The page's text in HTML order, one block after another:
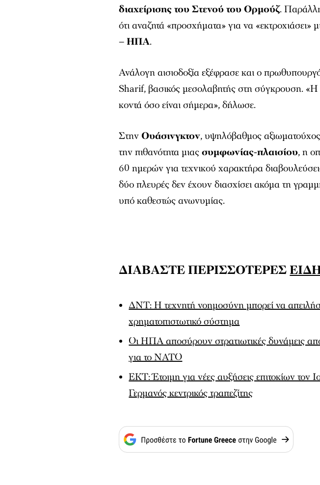
διαχείρισης του Στενού του Ορμούζ.
ότι αναζητά «προσχήματα» για να «εκτροχιάσει»
– ΗΠΑ.
Ανάλογη αισιοδοξία εξέφρασε και ο
Sharif, βασικός μεσολαβητής στη σύγκρουση. «Η
κοντά όσο είναι σήμερα», δήλωσε.
ΣτηνΟυάσινγκτον, υψηλόβαθμος
την πιθανότητα μιαςσυμφωνίας-πλαισίου, η
60 ημερών για τεχνικού χαρακτήρα
δύο πλευρές δεν έχουν διασχίσει ακόμα τη
υπό καθεστώς ανωνυμίας.
ΔΙΑΒΑΣΤΕ ΠΕΡΙΣΣΟΤΕΡΕΣ
ΔΝΤ: Η τεχνητή νοημοσύνη μπορεί να
χρηματοπιστωτικό σύστημα
Οι ΗΠΑ αποσύρουν στρατιωτικές δυνάμεις
για το ΝΑΤΟ
ΕΚΤ: Έτοιμη για νέες αυξήσεις επιτοκίων τον
Γερμανός κεντρικός τραπεζίτης